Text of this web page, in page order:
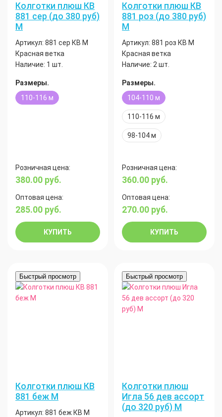
Колготки плюш КВ
881 сер (до 380 руб)
М
Артикул: 881 сер КВ М
Красная ветка
Наличие: 1 шт.
Размеры.
110-116 м
Розничная цена:
380.00 руб.
Оптовая цена:
285.00 руб.
КУПИТЬ
Колготки плюш КВ
881 роз (до 380 руб)
М
Артикул: 881 роз КВ М
Красная ветка
Наличие: 2 шт.
Размеры.
104-110 м
110-116 м
98-104 м
Розничная цена:
360.00 руб.
Оптовая цена:
270.00 руб.
КУПИТЬ
Быстрый просмотр
Колготки плюш КВ
881 беж М
Артикул: 881 беж КВ М
Быстрый просмотр
Колготки плюш
Игла 56 дев ассорт
(до 320 руб) М